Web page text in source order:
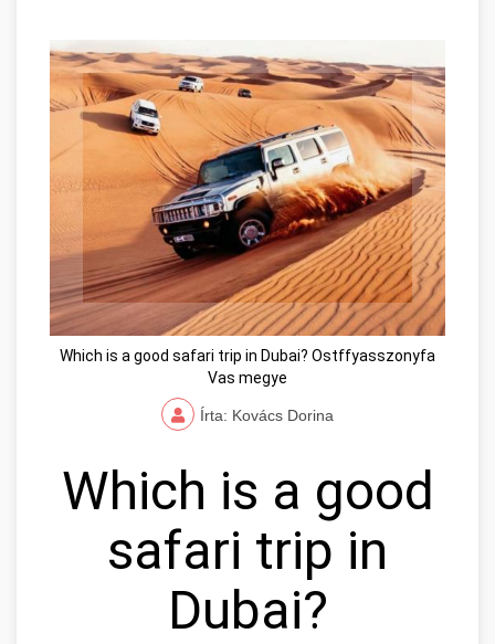
Which is a good safari trip in Dubai? Ostffyasszonyfa
Vas megye
Írta: Kovács Dorina
Which is a good
safari trip in
Dubai?